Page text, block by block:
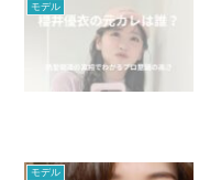
モデル
モデル